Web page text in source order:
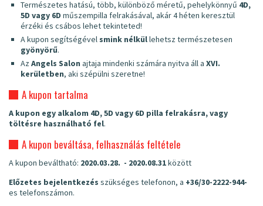
Természetes hatású, több, különböző méretű, pehelykönnyű 4D,
5D vagy 6D műszempilla felrakásával, akár 4 héten keresztül
érzéki és csábos lehet tekinteted!
A kupon segítségével smink nélküllehetsz természetesen
gyönyörű.
AzAngels Salon ajtaja mindenki számára nyitva áll a XVI.
kerületben, aki szépülni szeretne!
A kupon tartalma
A kupon egy alkalom 4D, 5D vagy 6D pilla felrakásra, vagy
töltésre használható fel.
A kupon beváltása, felhasználás feltétele
A kupon beváltható: 2020.03.28. - 2020.08.31között
Előzetes bejelentkezés szükséges telefonon, a +36/30-2222-944-
es telefonszámon.